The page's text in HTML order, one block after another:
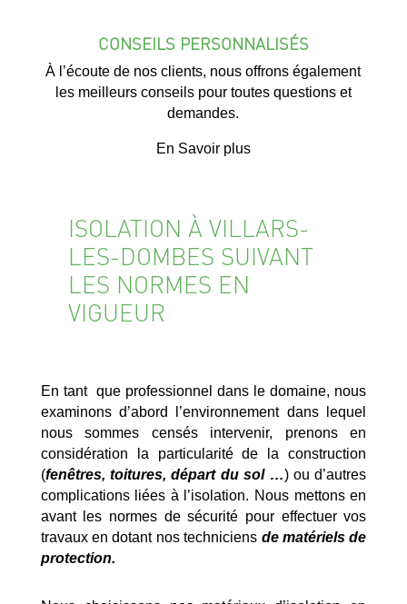
CONSEILS PERSONNALISÉS
À l’écoute de nos clients, nous offrons également
les meilleurs conseils pour toutes questions et
demandes.
En Savoir plus
ISOLATION À VILLARS-
LES-DOMBES SUIVANT
LES NORMES EN
VIGUEUR
En tant que professionnel dans le domaine, nous
examinons d’abord l’environnement dans lequel
nous sommes censés intervenir, prenons en
considération la particularité de la construction
(fenêtres, toitures, départ du sol …) ou d’autres
complications liées à l’isolation. Nous mettons en
avant les normes de sécurité pour effectuer vos
travaux en dotant nos techniciens de matériels de
protection.